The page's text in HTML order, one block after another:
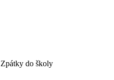
Zpátky do školy